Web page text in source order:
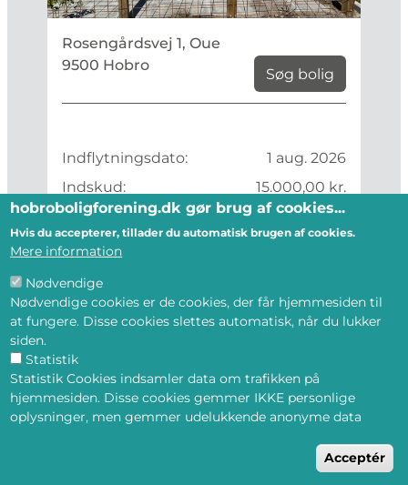
Rosengårdsvej 1, Oue
9500 Hobro
Søg bolig
Indflytningsdato:
1 aug. 2026
Indskud:
15.000,00 kr.
Husleje:
5.331,00 kr.
Værelser:
Størrelse:
Læs mere...
hobroboligforening.dk gør brug af cookies...
Hvis du accepterer, tillader du automatisk brugen af cookies.
Mere information
Nødvendige
Nødvendige cookies er de cookies, der får hjemmesiden til
at fungere. Disse cookies slettes automatisk, når du lukker
siden.
Statistik
Statistik Cookies indsamler data om trafikken på
hjemmesiden. Disse cookies gemmer IKKE personlige
oplysninger, men gemmer udelukkende anonyme data
Acceptér